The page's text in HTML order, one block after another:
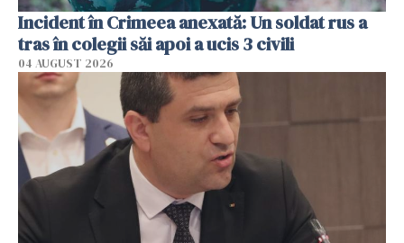
Incident în Crimeea anexată: Un soldat rus a
tras în colegii săi apoi a ucis 3 civili
04 AUGUST 2026